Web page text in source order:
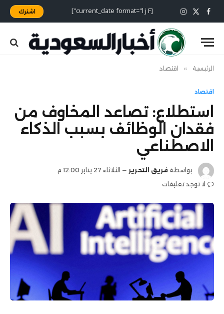
فيسبوك
X
(Twitter)
الانستغرام [current_date format="l j F"] اشترك
الرئيسية » اقتصاد
اقتصاد
استطلاع: تصاعد المخاوف من
فقدان الوظائف بسبب الذكاء
الاصطناعي
بواسطة فريق التحرير
الثلاثاء 27 يناير 12:00 م
لا توجد تعليقات